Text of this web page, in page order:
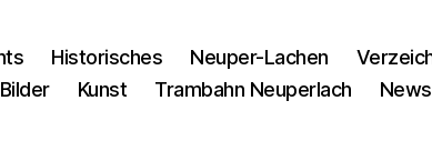
Historisches Neuper-Lachen
Bilder
Kunst Trambahn Neuperlach